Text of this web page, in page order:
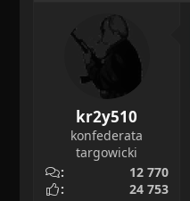
kr2y510
konfederata
targowicki
12 770
24 753